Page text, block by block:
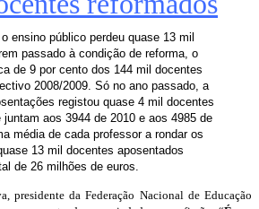
ensino público perdeu quase 13 mil
passado à condição de reforma, o
de 9 por cento dos 144 mil docentes
2008/2009. Só no ano passado, a
registou quase 4 mil docentes
aos 3944 de 2010 e aos 4985 de
média de cada professor a rondar os
13 mil docentes aposentados
de 26 milhões de euros.
presidente da Federação Nacional de Educação